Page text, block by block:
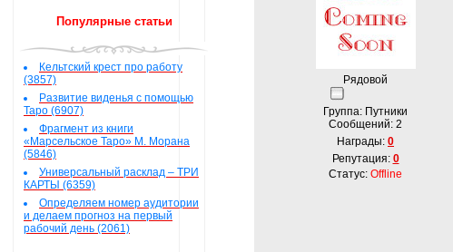
Популярные статьи
Кельтский крест про работу
(3857)
Развитие виденья с помощью
Таро (6907)
Фрагмент из книги
«Марсельское Таро» М. Морана
(5846)
Универсальный расклад – ТРИ
КАРТЫ (6359)
Определяем номер аудитории
и делаем прогноз на первый
рабочий день (2061)
Рядовой
Группа: Путники
Сообщений: 2
Награды: 0
Репутация: 0
Статус: Offline